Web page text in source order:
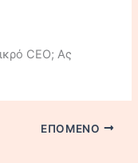
CEO; Ας
ΕΠΌΜΕΝΟ